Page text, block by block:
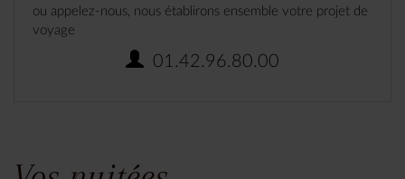
ou appelez-nous, nous établirons ensemble votre projet de
voyage
01.42.96.80.00